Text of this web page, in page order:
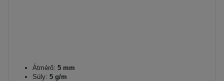
Átmérő: 5 mm
Súly: 5 g/m